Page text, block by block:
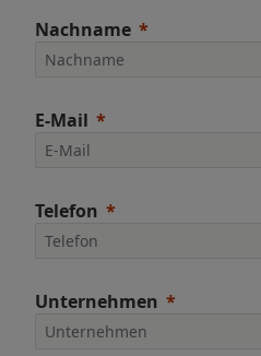
Nachname
E-Mail
Telefon
Unternehmen